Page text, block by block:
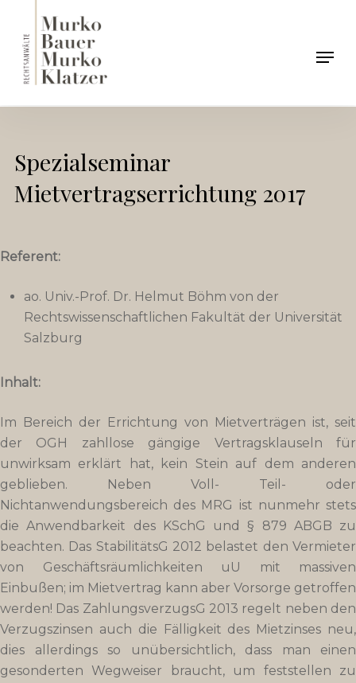
main
content
Menu
Spezialseminar
Mietvertragserrichtung 2017
Referent:
ao. Univ.-Prof. Dr. Helmut Böhm von der
Rechtswissenschaftlichen Fakultät der Universität
Salzburg
Inhalt:
Im Bereich der Errichtung von Mietverträgen ist, seit
der OGH zahllose gängige Vertragsklauseln für
unwirksam erklärt hat, kein Stein auf dem anderen
geblieben. Neben Voll- Teil- oder
Nichtanwendungsbereich des MRG ist nunmehr stets
die Anwendbarkeit des KSchG und § 879 ABGB zu
beachten. Das StabilitätsG 2012 belastet den Vermieter
von Geschäftsräumlichkeiten uU mit massiven
Einbußen; im Mietvertrag kann aber Vorsorge getroffen
werden! Das ZahlungsverzugsG 2013 regelt neben den
Verzugszinsen auch die Fälligkeit des Mietzinses neu,
dies allerdings so unübersichtlich, dass man einen
gesonderten Wegweiser braucht, um feststellen zu